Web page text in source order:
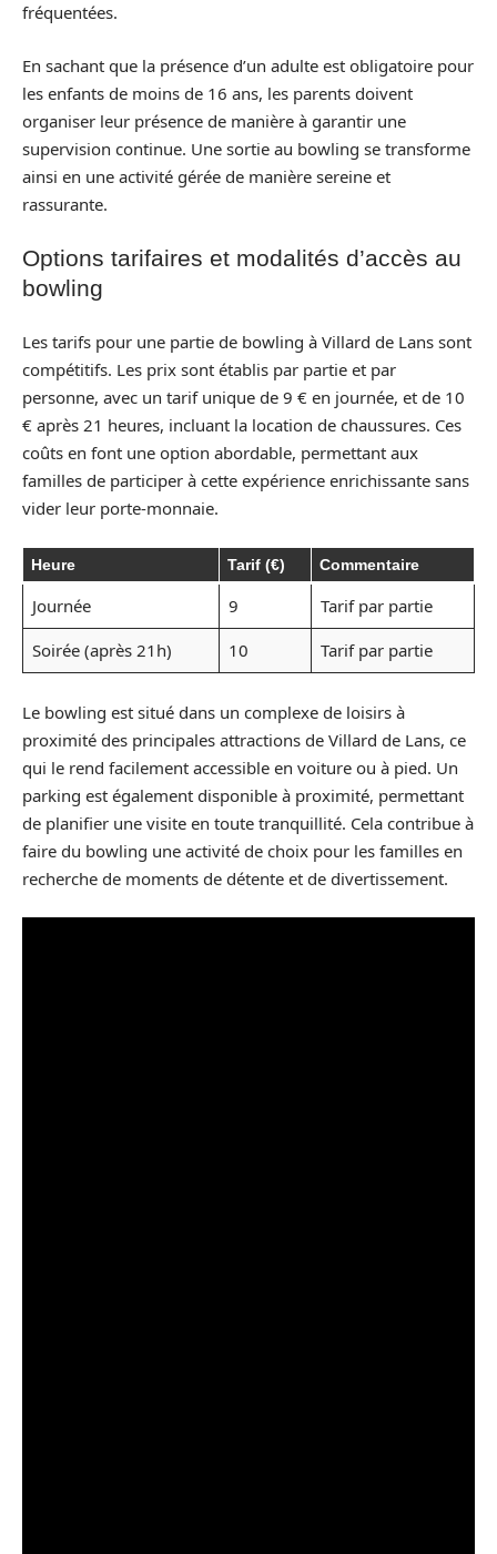
fréquentées.
En sachant que la présence d’un adulte est obligatoire pour
les enfants de moins de 16 ans, les parents doivent
organiser leur présence de manière à garantir une
supervision continue. Une sortie au bowling se transforme
ainsi en une activité gérée de manière sereine et
rassurante.
Options tarifaires et modalités d’accès au
bowling
Les tarifs pour une partie de bowling à Villard de Lans sont
compétitifs. Les prix sont établis par partie et par
personne, avec un tarif unique de 9 € en journée, et de 10
€ après 21 heures, incluant la location de chaussures. Ces
coûts en font une option abordable, permettant aux
familles de participer à cette expérience enrichissante sans
vider leur porte-monnaie.
Heure Tarif (€) Commentaire
Journée 9
Tarif par partie
Soirée (après 21h)
10 Tarif par partie
Le bowling est situé dans un complexe de loisirs à
proximité des principales attractions de Villard de Lans, ce
qui le rend facilement accessible en voiture ou à pied. Un
parking est également disponible à proximité, permettant
de planifier une visite en toute tranquillité. Cela contribue à
faire du bowling une activité de choix pour les familles en
recherche de moments de détente et de divertissement.